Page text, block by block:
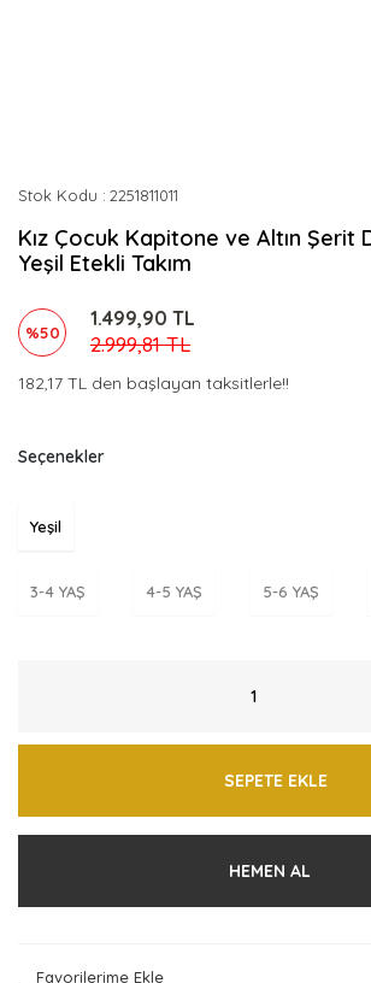
Stok Kodu 2251811011
Kız Çocuk Kapitone ve Altın Şerit
Yeşil Etekli Takım
%50
1.499,90 TL
2.999,81 TL
182,17 TL den başlayan taksitlerle!!
Seçenekler
Yeşil
3-4 YAŞ 4-5 YAŞ 5-6 YAŞ
SEPETE EKLE
HEMEN AL